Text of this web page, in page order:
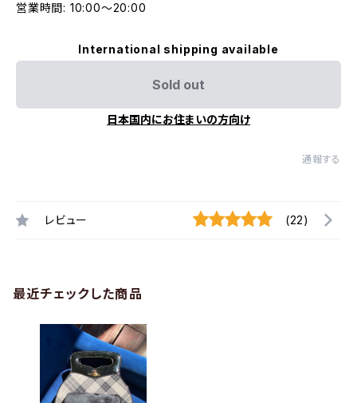
営業時間: 10:00〜20:00
International shipping available
Sold out
日本国内にお住まいの方向け
通報する
レビュー (22)
最近チェックした商品